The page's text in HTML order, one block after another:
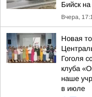
Бийск
Вчера,
Новая
Гоголя
клуба
наше
в июле